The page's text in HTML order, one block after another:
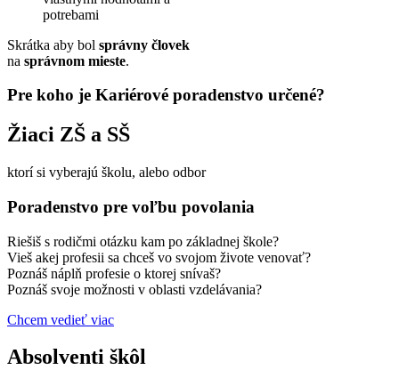
potrebami
Skrátka aby bol správny človek
na správnom mieste.
Pre koho je Kariérové poradenstvo určené?
Žiaci ZŠ a SŠ
ktorí si vyberajú školu, alebo odbor
Poradenstvo pre voľbu povolania
Riešiš s rodičmi otázku kam po základnej škole?
Vieš akej profesii sa chceš vo svojom živote venovať?
Poznáš náplň profesie o ktorej snívaš?
Poznáš svoje možnosti v oblasti vzdelávania?
Chcem vedieť viac
Absolventi škôl